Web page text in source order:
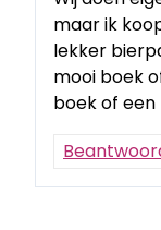
maar ik
lekker
mooi boek
boek of een